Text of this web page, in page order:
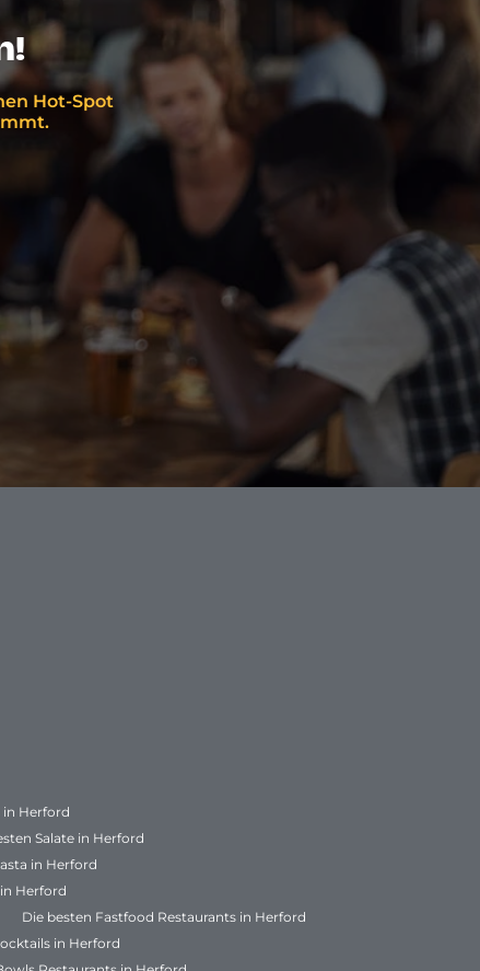
Hot-Spot
in Herford
Salate in Herford
in Herford
Herford
Die besten Fastfood Restaurants in Herford
in Herford